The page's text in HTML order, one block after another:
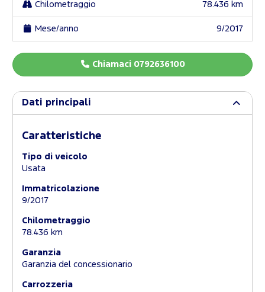
Chilometraggio 78.436 km
Mese/anno 9/2017
Chiamaci 0792636100
Dati principali
Caratteristiche
Tipo di veicolo
Usata
Immatricolazione
9/2017
Chilometraggio
78.436 km
Garanzia
Garanzia del concessionario
Carrozzeria